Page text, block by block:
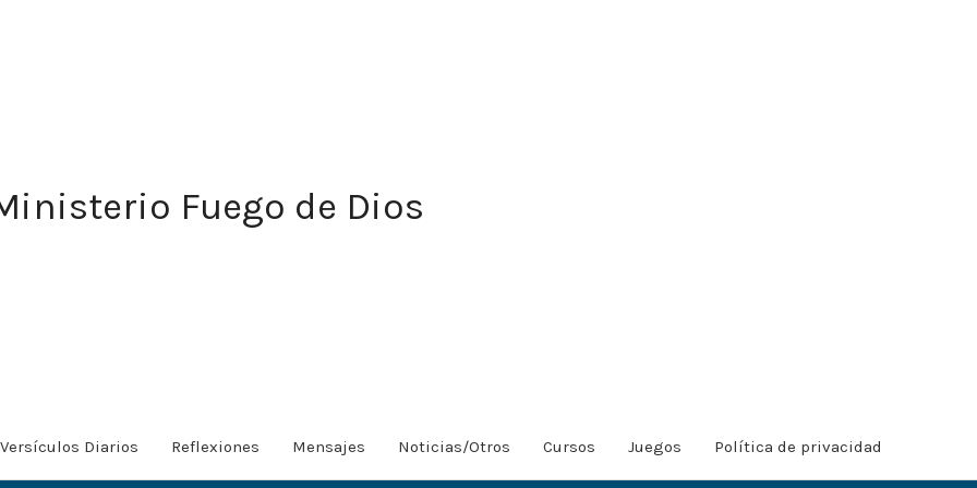
Fuego de Dios
Versículos Diarios Reflexiones Mensajes Noticias/Otros Cursos Juegos Política de privacidad